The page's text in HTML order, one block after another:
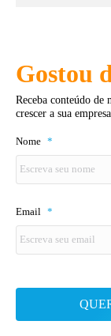
Gostou
Receba conteúdo de
crescer a sua
Nome *
Email *